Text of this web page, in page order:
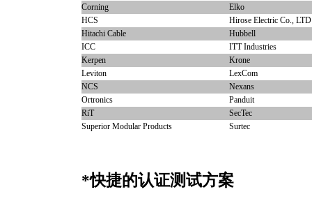
Corning
Elko
HCS
Hirose Electric Co., LTD
Hitachi Cable
Hubbell
ICC
ITT Industries
Kerpen
Krone
Leviton
LexCom
NCS
Nexans
Ortronics
Panduit
RiT
SecTec
Superior Modular Products
Surtec
*快捷的认证测试方案